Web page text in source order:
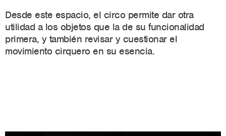
Desde este espacio, el circo permite dar otra
utilidad a los objetos que la de su funcionalidad
primera, y también revisar y cuestionar el
movimiento cirquero en su esencia.